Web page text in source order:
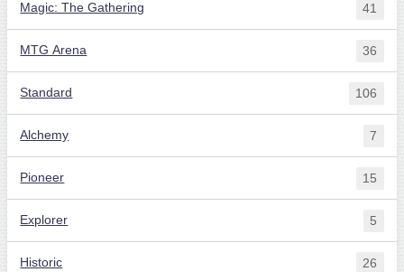
Magic: The Gathering 41
MTG Arena 36
Standard 106
Alchemy 7
Pioneer 15
Explorer 5
Historic 26